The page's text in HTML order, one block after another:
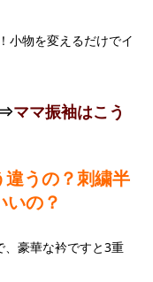
小物を変えるだけでイ
⇒ママ振袖はこう
うの？刺繍半
いの？
、豪華な衿ですと3重